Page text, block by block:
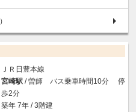
）
ＪＲ日豊本線
宮崎駅 / 曽師 バス乗車時間10分 停
歩2分
築年 7年 / 3階建